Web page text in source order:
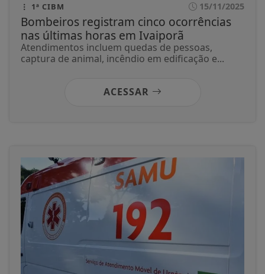
1ª CIBM 15/11/2025
Bombeiros registram cinco ocorrências
nas últimas horas em Ivaiporã
Atendimentos incluem quedas de pessoas,
captura de animal, incêndio em edificação e...
ACESSAR